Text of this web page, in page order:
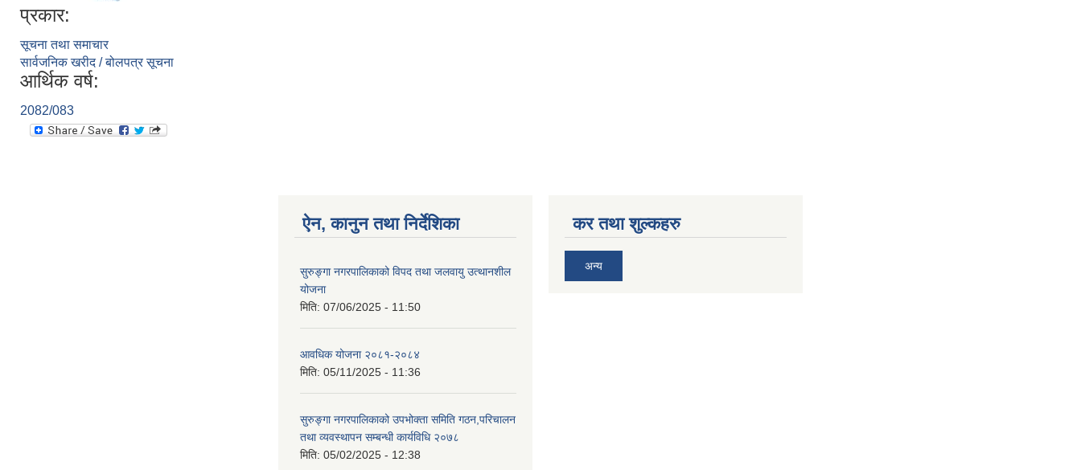
प्रकार:
सूचना तथा समाचार
सार्वजनिक खरीद / बोलपत्र सूचना
आर्थिक वर्ष:
2082/083
ऐन, कानुन तथा निर्देशिका
सुरुङ्गा नगरपालिकाको विपद तथा जलवायु उत्थानशील
योजना
मिति: 07/06/2025 - 11:50
आवधिक योजना २०८१-२०८४
मिति: 05/11/2025 - 11:36
सुरुङ्गा नगरपालिकाको उपभोक्ता समिति गठन,परिचालन
तथा व्यवस्थापन सम्बन्धी कार्यविधि २०७८
मिति: 05/02/2025 - 12:38
कर तथा शुल्कहरु
अन्य